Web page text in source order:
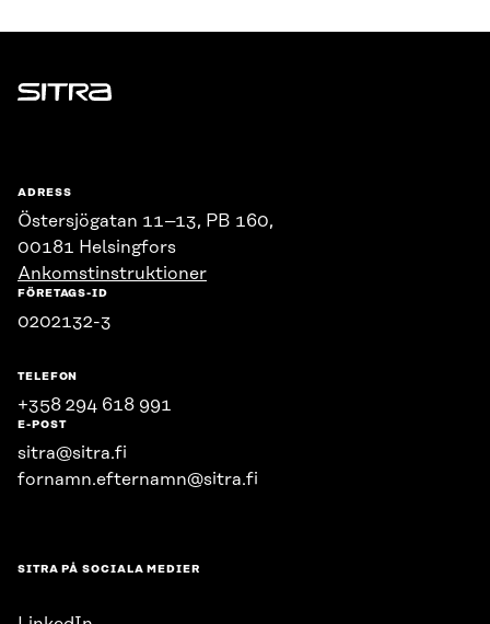
Sitra
ADRESS
Östersjögatan 11–13, PB 160,
00181 Helsingfors
Ankomstinstruktioner
FÖRETAGS-ID
0202132-3
TELEFON
+358 294 618 991
E-POST
sitra@sitra.fi
fornamn.efternamn@sitra.fi
SITRA PÅ SOCIALA MEDIER